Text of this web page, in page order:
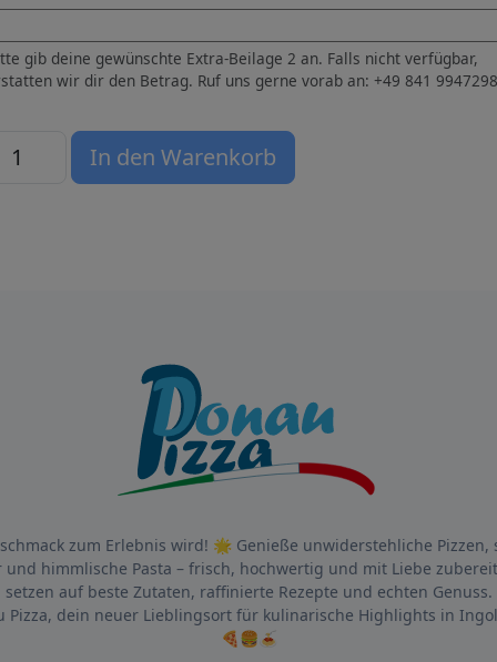
gib deine gewünschte Extra-Beilage 2 an. Falls nicht verfügbar,
wir dir den Betrag. Ruf uns gerne vorab an: +49 841
Pizza BBQ MengeIn den Warenkorb
zum Erlebnis wird! 🌟 Genieße unwiderstehliche Pizzen,
und himmlische Pasta – frisch, hochwertig und mit Liebe
setzen auf beste Zutaten, raffinierte Rezepte und echten Genuss.
Pizza, dein neuer Lieblingsort für kulinarische Highlights in
🍕🍔🍝